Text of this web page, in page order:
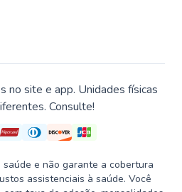
no site e app. Unidades físicas
Consulte!
e não garante a cobertura
assistenciais à saúde. Você